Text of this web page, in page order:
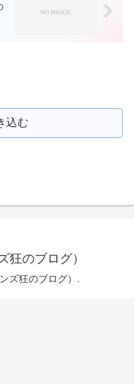
込む
狂のブログ）
ズ狂のブログ）.